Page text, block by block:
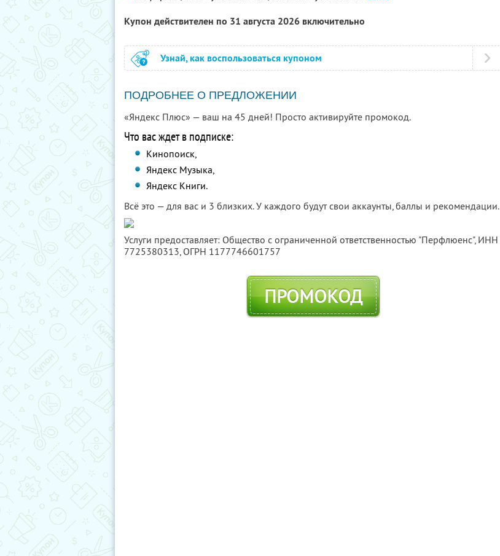
Купон действителен по 31 августа 2026 включительно
Узнай, как воспользоваться купоном
ПОДРОБНЕЕ О ПРЕДЛОЖЕНИИ
«Яндекс Плюс» — ваш на 45 дней! Просто активируйте промокод.
Что вас ждет в подписке:
Кинопоиск,
Яндекс Музыка,
Яндекс Книги.
Всё это — для вас и 3 близких. У каждого будут свои аккаунты, баллы и рекомендации.
Услуги предоставляет: Общество с ограниченной ответственностью "Перфлюенс", ИНН
7725380313, ОГРН 1177746601757
ПРОМОКОД